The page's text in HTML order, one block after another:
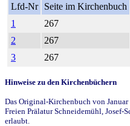
Lfd-Nr
Seite im Kirchenbuch
1
267
2
267
3
267
Hinweise zu den Kirchenbüchern
Das Original-Kirchenbuch von
Freien Prälatur Schneidemühl, Josef-
erlaubt.